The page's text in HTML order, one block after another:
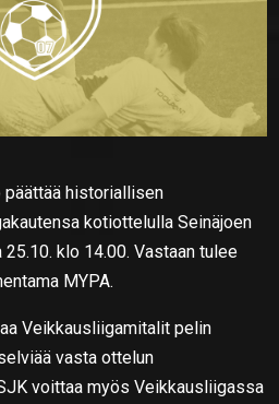
päättää historiallisen
kotiottelulla Seinäjoen
klo 14.00. Vastaan tulee
MYPA.
Veikkausliigamitalit pelin
vasta ottelun
voittaa myös Veikkausliigassa